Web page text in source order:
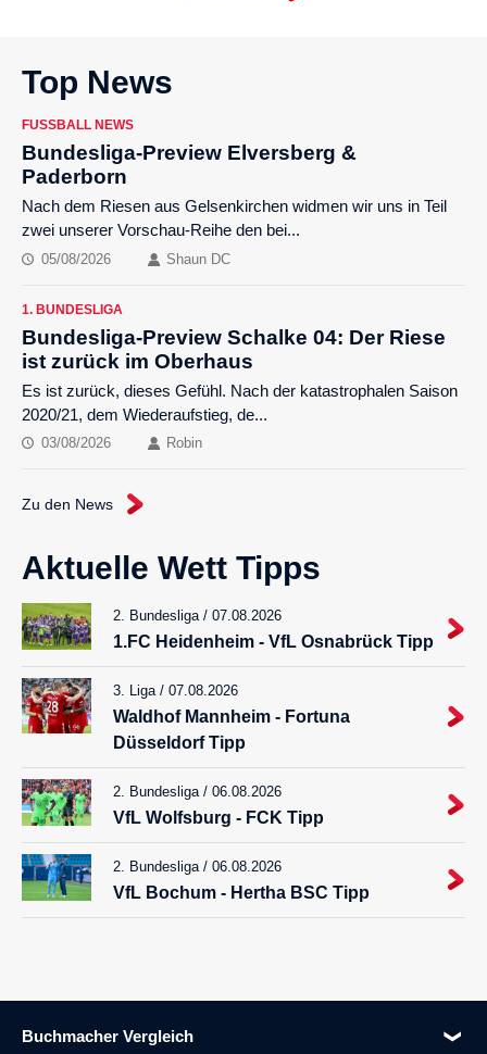
Aktuelle Wett Tipps
2. Bundesliga / 07.08.2026
1.FC Heidenheim - VfL Osnabrück Tipp
3. Liga / 07.08.2026
Waldhof Mannheim - Fortuna
Düsseldorf Tipp
2. Bundesliga / 06.08.2026
VfL Wolfsburg - FCK Tipp
2. Bundesliga / 06.08.2026
VfL Bochum - Hertha BSC Tipp
Top News
FUSSBALL NEWS
Bundesliga-Preview Elversberg &
Paderborn
Nach dem Riesen aus Gelsenkirchen widmen wir uns in Teil
zwei unserer Vorschau-Reihe den bei...
05/08/2026 Shaun DC
1. BUNDESLIGA
Bundesliga-Preview Schalke 04: Der Riese
ist zurück im Oberhaus
Es ist zurück, dieses Gefühl. Nach der katastrophalen Saison
2020/21, dem Wiederaufstieg, de...
03/08/2026 Robin
Zu den News
Buchmacher Vergleich